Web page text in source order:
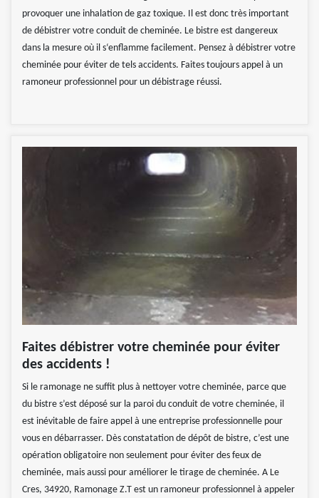
provoquer une inhalation de gaz toxique. Il est donc très important
de débistrer votre conduit de cheminée. Le bistre est dangereux
dans la mesure où il s‘enflamme facilement. Pensez à débistrer votre
cheminée pour éviter de tels accidents. Faites toujours appel à un
ramoneur professionnel pour un débistrage réussi.
Faites débistrer votre cheminée pour éviter
des accidents !
Si le ramonage ne suffit plus à nettoyer votre cheminée, parce que
du bistre s’est déposé sur la paroi du conduit de votre cheminée, il
est inévitable de faire appel à une entreprise professionnelle pour
vous en débarrasser. Dès constatation de dépôt de bistre, c’est une
opération obligatoire non seulement pour éviter des feux de
cheminée, mais aussi pour améliorer le tirage de cheminée. A Le
Cres, 34920, Ramonage Z.T est un ramoneur professionnel à appeler